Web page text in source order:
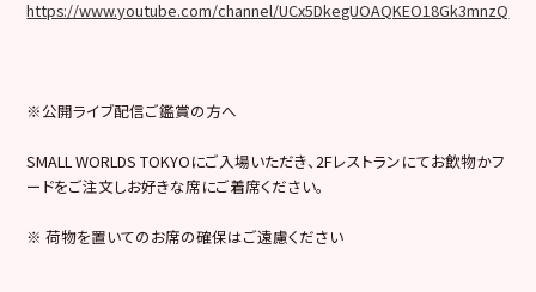
https://www.youtube.com/channel/UCx5DkegUOAQKEO18Gk3mnzQ
※公開ライブ配信ご鑑賞の方へ
SMALL WORLDS TOKYOにご入場いただき、2Fレストランにてお飲物かフ
ードをご注文しお好きな席にご着席ください。
※ 荷物を置いてのお席の確保はご遠慮ください